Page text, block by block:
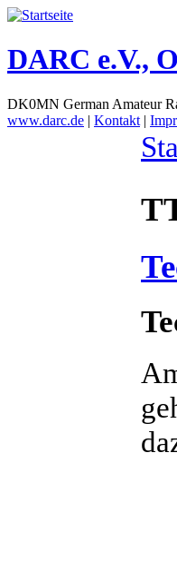
DARC e.V.,
DK0MN German Amateur
www.darc.de | Kontakt |